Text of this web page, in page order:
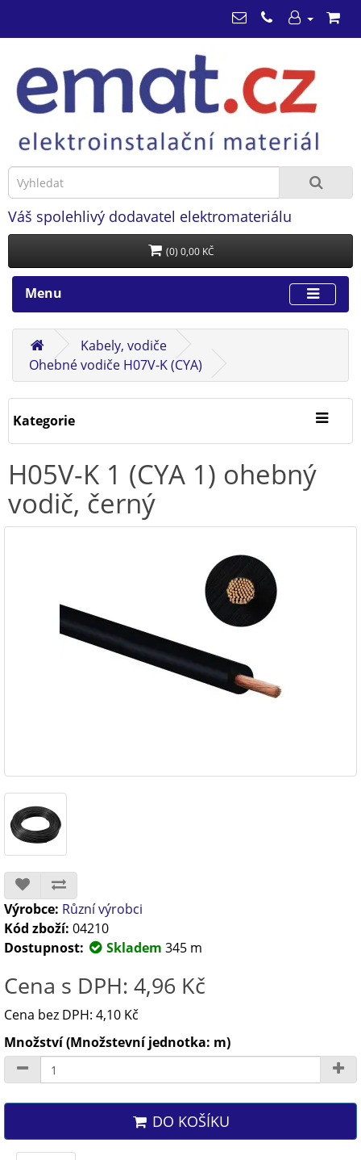
Váš spolehlivý dodavatel elektromateriálu
(0) 0,00 KČ
Menu
Kabely, vodiče
Ohebné vodiče H07V-K (CYA)
Kategorie
H05V-K 1 (CYA 1) ohebný
vodič, černý
Výrobce: Různí výrobci
Kód zboží: 04210
Dostupnost:
Skladem 345 m
Cena s DPH: 4,96 Kč
Cena bez DPH: 4,10 Kč
Množství (Množstevní jednotka: m)
DO KOŠÍKU